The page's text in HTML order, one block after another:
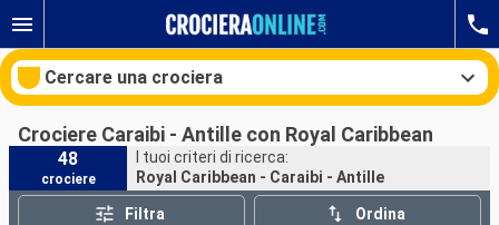
Cercare una crociera
Le nostre destinazioni
Crociere Caraibi - Antille con Royal Caribbean
48
crociere
I tuoi criteri di ricerca:
Royal Caribbean - Caraibi - Antille
Filtra Ordina